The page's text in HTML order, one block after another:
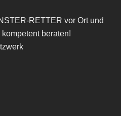
RETTER vor Ort und
beraten!